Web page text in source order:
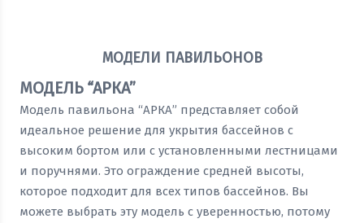
МОДЕЛИ ПАВИЛЬОНОВ
МОДЕЛЬ “АРКА”
Модель павильона “АРКА” представляет собой
идеальное решение для укрытия бассейнов с
высоким бортом или с установленными лестницами
и поручнями. Это ограждение средней высоты,
которое подходит для всех типов бассейнов. Вы
можете выбрать эту модель с уверенностью, потому